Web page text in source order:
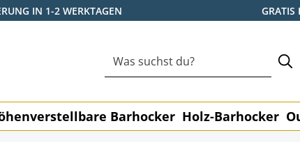
IN 1-2 WERKTAGEN GRATIS
Barhocker Holz-Barhocker